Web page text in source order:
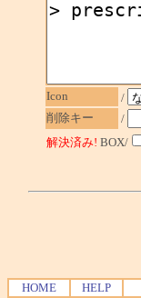
Icon /
削除キー /
解決済み! BOX/
HOME HELP